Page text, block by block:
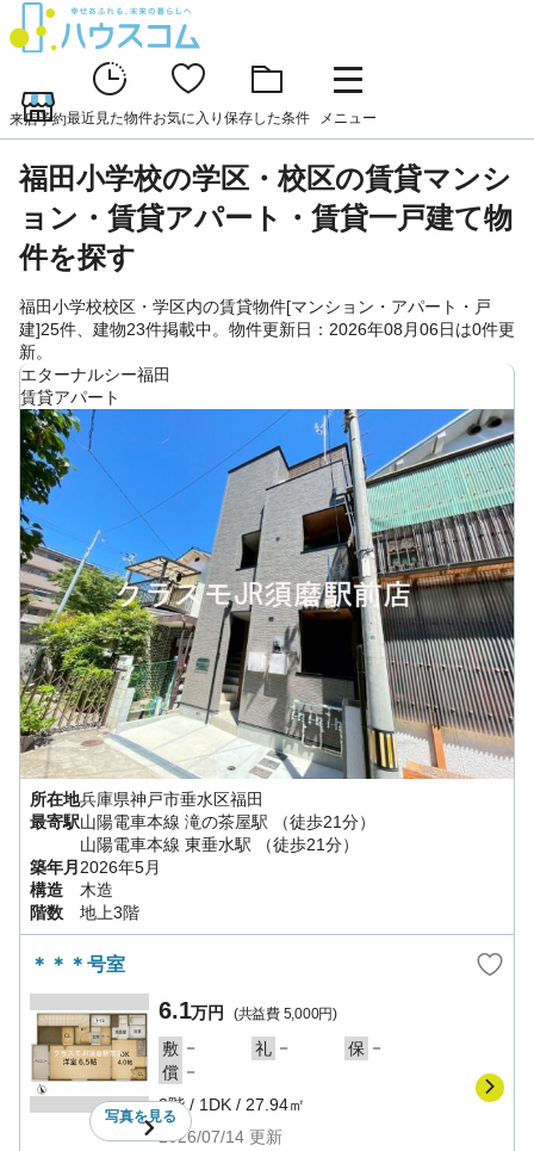
来店予約最近見た物件お気に入り 保存した条件 メニュー
福田小学校の学区・校区の賃貸マンシ
ョン・賃貸アパート・賃貸一戸建て物
件を探す
福田小学校校区・学区内の賃貸物件[マンション・アパート・戸
建]25件、建物23件掲載中。物件更新日：2026年08月06日は0件更
新。
エターナルシー福田
賃貸アパート
所在地兵庫県神戸市垂水区福田
最寄駅山陽電車本線 滝の茶屋駅
（徒歩21分）
山陽電車本線 東垂水駅
（徒歩21分）
築年月 2026年5月
構造
木造
階数
地上3階
＊＊＊号室
写真を見る
6.1万円 (共益費 5,000円)
敷 － 礼 － 保 －
償 －
3階/ 1DK / 27.94㎡
2026/07/14 更新